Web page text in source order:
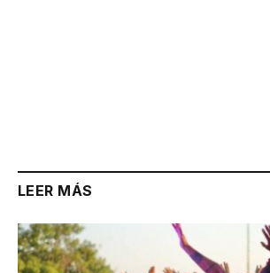
LEER MÁS